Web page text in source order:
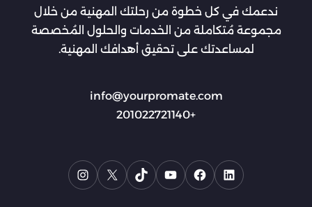
ندعمك في كل خطوة من رحلتك المهنية من خلال
مجموعة مُتكاملة من الخدمات والحلول المُخصصة
لمساعدتك على تحقيق أهدافك المهنية.
info@yourpromate.com
+201022721140